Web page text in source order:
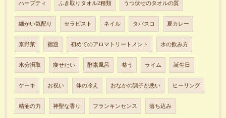
ハーブティ ふき取りタオル2種類 うつ伏せのタオルの質
細かい気配り セラピスト ネイル タバスコ 夏カレー
京野菜 宿題 初めてのアロマトリートメント 水の飲み方
水分摂取 痩せたい 酵素風呂 整う ライム 誕生日
ケーキ お祝い 体の冷え おなかの調子が悪い ヒーリング
精油の力 神聖な香り フランキンセンス 落ち込み